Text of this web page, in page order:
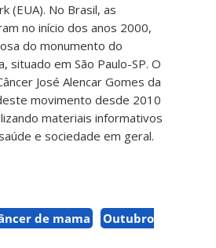
(EUA). No Brasil, as
no início dos anos 2000,
do monumento do
situado em São Paulo-SP. O
José Alencar Gomes da
movimento desde 2010
materiais informativos
e sociedade em geral.
de mama
Outubro